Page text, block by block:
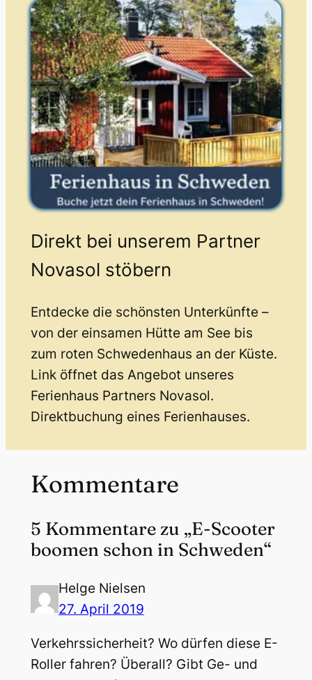
Direkt bei unserem Partner
Novasol stöbern
Entdecke die schönsten Unterkünfte –
von der einsamen Hütte am See bis
zum roten Schwedenhaus an der Küste.
Link öffnet das Angebot unseres
Ferienhaus Partners Novasol.
Direktbuchung eines Ferienhauses.
Kommentare
5 Kommentare zu „E-Scooter
boomen schon in Schweden“
Helge Nielsen
27. April 2019
Verkehrssicherheit? Wo dürfen diese E-
Roller fahren? Überall? Gibt Ge- und